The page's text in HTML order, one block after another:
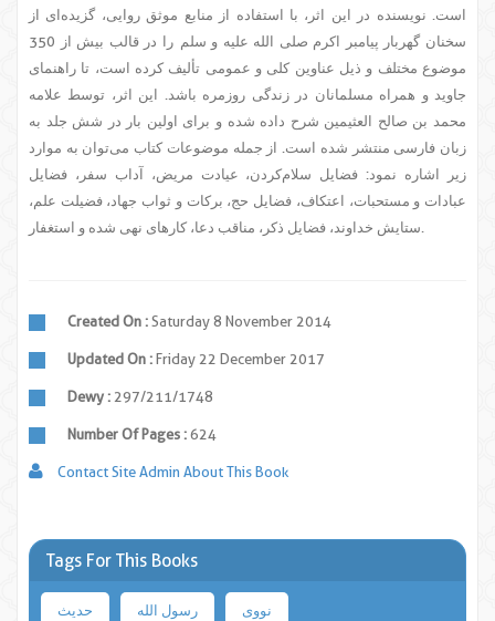
است. نویسنده در این اثر، با استفاده از منابع موثق روایی، گزیده‌ای از
سخنان گهربار پیامبر اکرم صلی الله علیه و سلم را در قالب بیش از 350
موضوع مختلف و ذیل عناوین کلی و عمومی تألیف کرده است، تا راهنمای
جاوید و همراه مسلمانان در زندگی روزمره باشد. این اثر، توسط علامه
محمد بن صالح العثیمین شرح داده شده و برای اولین بار در شش جلد به
زبان فارسی منتشر شده است. از جمله موضوعات کتاب می‌توان به موارد
زیر اشاره نمود: فضایل سلام‌کردن، عیادت مریض، آداب سفر، فضایل
عبادات و مستحبات، اعتکاف، فضایل حج، برکات و ثواب جهاد، فضیلت علم،
ستایش خداوند، فضایل ذکر، مناقب دعا، کارهای نهی شده و استغفار.
Created On : Saturday 8 November 2014
Updated On : Friday 22 December 2017
Dewy : 297/211/1748
Number Of Pages : 624
Contact Site Admin About This Book
Tags For This Books
حدیث رسول الله نووی